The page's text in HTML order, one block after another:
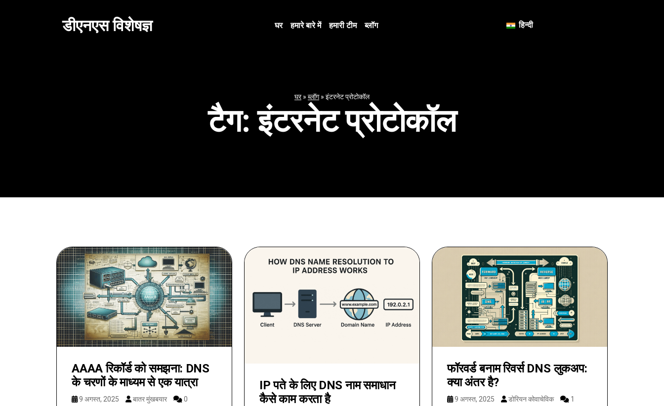
डीएनएस विशेषज्ञ घर हमारे बारे में हमारी टीम ब्लॉग हिन्दी
घर» ब्लॉग» इंटरनेट प्रोटोकॉल
टैग:इंटरनेट प्रोटोकॉल
AAAA रिकॉर्ड को समझना: DNS
के चरणों के माध्यम से एक यात्रा
9 अगस्त, 2025 बातर मुंखबयार 0
IP पते के लिए DNS नाम समाधान
कैसे काम करता है
फॉरवर्ड बनाम रिवर्स DNS लुकअप:
क्या अंतर है?
9 अगस्त, 2025 डोरियन कोवाचेविक 1